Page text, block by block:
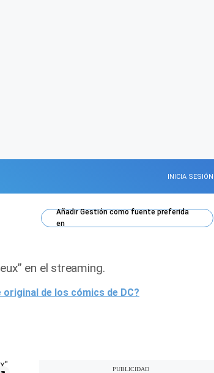
INICIA SESIÓN
AñadirGestióncomo fuente preferida
en
en el streaming.
original de los cómics de DC?